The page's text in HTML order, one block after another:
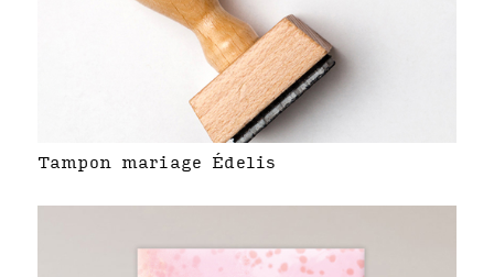
Tampon mariage Édelis